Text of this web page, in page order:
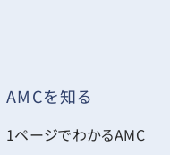
AMCを知る
1ページでわかるAMC